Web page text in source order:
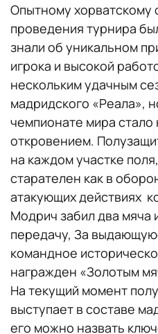
Опытному хорватскому
проведения турнира
знали об уникальном
игрока и высокой
нескольким удачным
мадридского «Реала»,
чемпионате мира
откровением.
на каждом участке
старателен как в
атакующих действиях
Модрич забил два мяча
передачу, За
командное
награжден «Золотым
На текущий момент
выступает в составе
его можно назвать